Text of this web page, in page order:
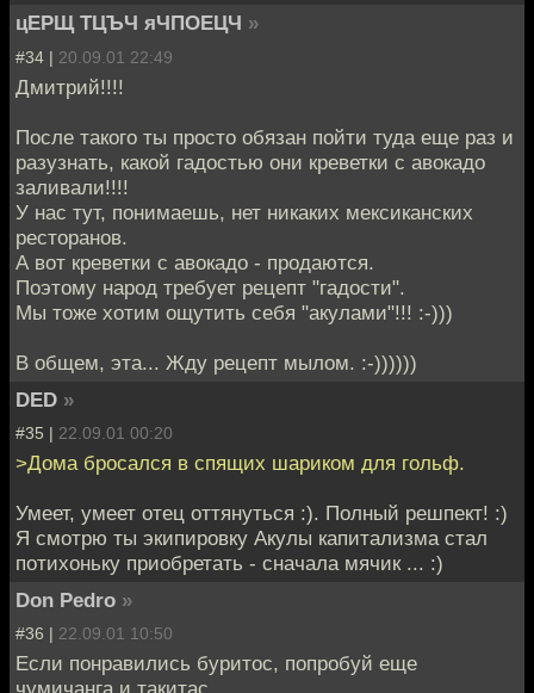
цЕРЩ ТЦЪЧ яЧПОЕЦЧ »
#34 | 20.09.01 22:49
Дмитрий!!!!
После такого ты просто обязан пойти туда еще раз и
разузнать, какой гадостью они креветки с авокадо
заливали!!!!
У нас тут, понимаешь, нет никаких мексиканских
ресторанов.
А вот креветки с авокадо - продаются.
Поэтому народ требует рецепт "гадости".
Мы тоже хотим ощутить себя "акулами"!!! :-)))
В общем, эта... Жду рецепт мылом. :-))))))
DED »
#35 | 22.09.01 00:20
>Дома бросался в спящих шариком для гольф.
Умеет, умеет отец оттянуться :). Полный решпект! :)
Я смотрю ты экипировку Акулы капитализма стал
потихоньку приобретать - сначала мячик ... :)
Don Pedro »
#36 | 22.09.01 10:50
Если понравились буритос, попробуй еще
чумичанга и такитас.